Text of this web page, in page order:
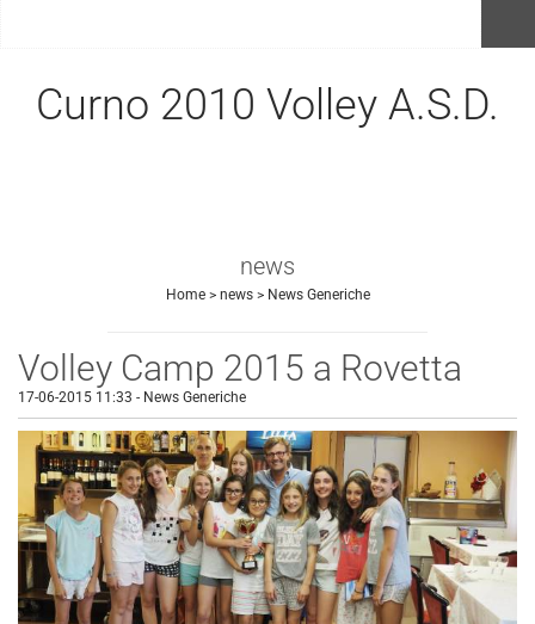
Curno 2010 Volley A.S.D.
news
Home> news> News Generiche
Volley Camp 2015 a Rovetta
17-06-2015 11:33 - News Generiche